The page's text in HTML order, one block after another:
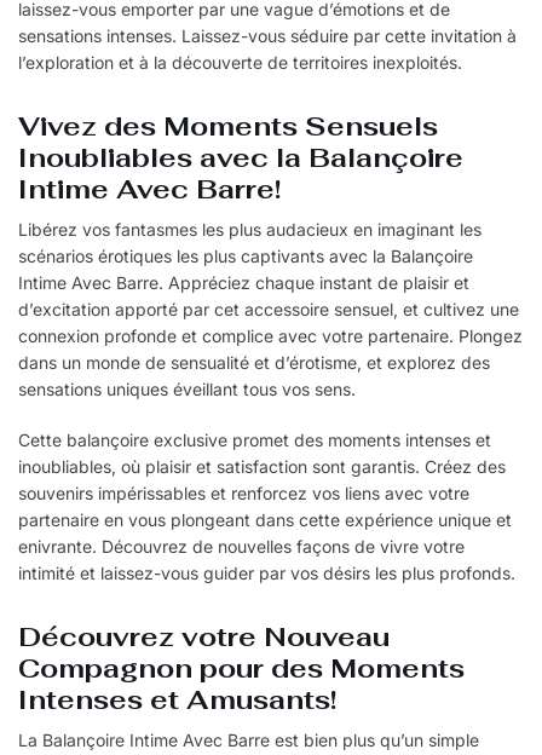
laissez-vous emporter par une vague d’émotions et de
sensations intenses. Laissez-vous séduire par cette invitation à
l’exploration et à la découverte de territoires inexploités.
Vivez des Moments Sensuels
Inoubliables avec la Balançoire
Intime Avec Barre!
Libérez vos fantasmes les plus audacieux en imaginant les
scénarios érotiques les plus captivants avec la Balançoire
Intime Avec Barre. Appréciez chaque instant de plaisir et
d’excitation apporté par cet accessoire sensuel, et cultivez une
connexion profonde et complice avec votre partenaire. Plongez
dans un monde de sensualité et d’érotisme, et explorez des
sensations uniques éveillant tous vos sens.
Cette balançoire exclusive promet des moments intenses et
inoubliables, où plaisir et satisfaction sont garantis. Créez des
souvenirs impérissables et renforcez vos liens avec votre
partenaire en vous plongeant dans cette expérience unique et
enivrante. Découvrez de nouvelles façons de vivre votre
intimité et laissez-vous guider par vos désirs les plus profonds.
Découvrez votre Nouveau
Compagnon pour des Moments
Intenses et Amusants!
La Balançoire Intime Avec Barre est bien plus qu’un simple